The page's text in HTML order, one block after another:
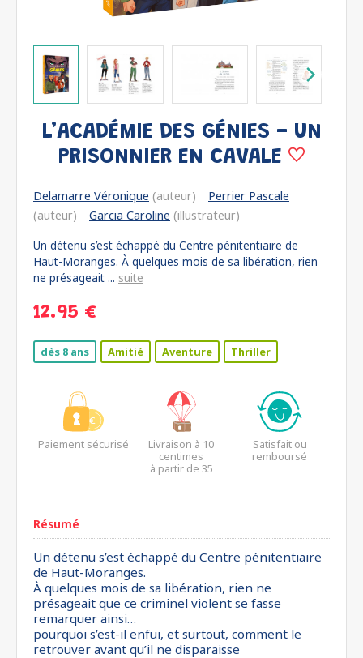
L’ACADÉMIE DES GÉNIES - UN
PRISONNIER EN CAVALE
Delamarre Véronique (auteur)
Perrier Pascale
(auteur)
Garcia Caroline (illustrateur)
Un détenu s’est échappé du Centre pénitentiaire de
Haut-Moranges. À quelques mois de sa libération, rien
ne présageait ... suite
12.95 €
dès 8 ans Amitié Aventure Thriller
Paiement sécurisé
Livraison à 10
centimes
à partir de 35
Satisfait ou
remboursé
Résumé
Un détenu s’est échappé du Centre pénitentiaire
de Haut-Moranges.
À quelques mois de sa libération, rien ne
présageait que ce criminel violent se fasse
remarquer ainsi…
pourquoi s’est-il enfui, et surtout, comment le
retrouver avant qu’il ne disparaisse